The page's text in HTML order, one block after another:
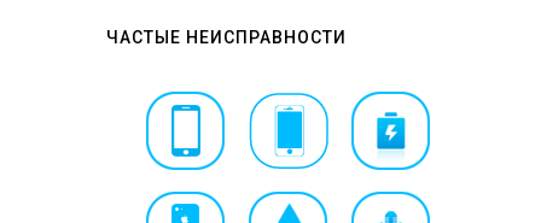
ЧАСТЫЕ НЕИСПРАВНОСТИ